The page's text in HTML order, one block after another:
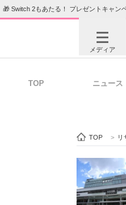
🎁 Switch 2もあたる！ プレゼントキャン
メディア
ビジ
TOP ニュース
TOP > リ